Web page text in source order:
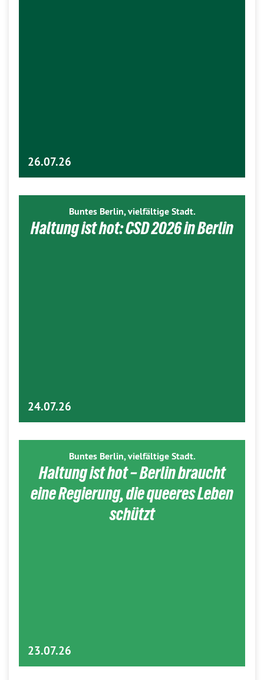
26.07.26
Buntes Berlin, vielfältige Stadt.
Haltung ist hot: CSD 2026 in Berlin
24.07.26
Buntes Berlin, vielfältige Stadt.
Haltung ist hot – Berlin braucht
eine Regierung, die queeres Leben
schützt
23.07.26